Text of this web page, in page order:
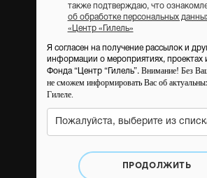
также подтверждаю, что
об обработке персональных
«Центр «Гилель»
Я согласен на получение рассылок и
информации о мероприятиях, проектах
Фонда “Центр “Гилель”. Внимание! Без
не сможем информировать Вас об
Гилеле.
Пожалуйста, выберите из
ПРОДОЛЖИТЬ